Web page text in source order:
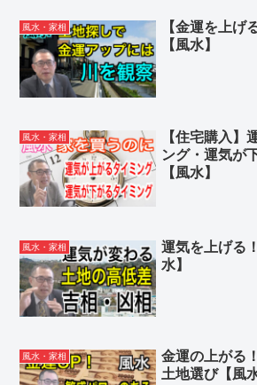
風水・家相
【金運を上げ
【風水】
風水・家相
【住宅購入】
ング・運気が
【風水】
風水・家相
運気を上げる
水】
風水・家相
金運の上がる
土地選び【風